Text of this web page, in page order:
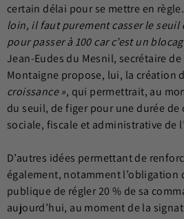
certain délai pour se mettre en règle.
loin, il faut purement casser le seuil
pour passer à 100 car c’est un
Jean-Eudes du Mesnil, secrétaire de
Montaigne propose, lui, la création
croissance », qui permettrait, au
du seuil, de figer pour une durée
sociale, fiscale et administrative de
D’autres idées permettant de
également, notamment l’obligation
publique de régler 20 % de sa
aujourd’hui, au moment de la